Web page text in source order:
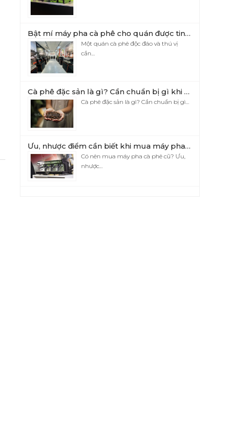
Bật mí máy pha cà phê cho quán được tin yêu nhất hiện nay
Một quán cà phê độc đáo và thú vị
cần…
Cà phê đặc sản là gì? Cần chuẩn bị gì khi mở quán cà phê đặc sản?
Cà phê đặc sản là gì? Cần chuẩn bị gì…
Ưu, nhược điểm cần biết khi mua máy pha cà phê cũ
Có nên mua máy pha cà phê cũ? Ưu,
nhược…